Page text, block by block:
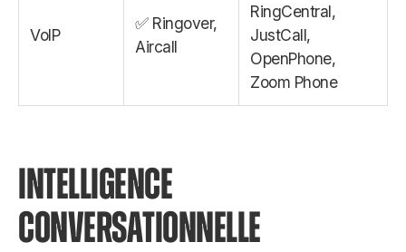
VoIP
✅ Ringover,
Aircall
RingCentral,
JustCall,
OpenPhone,
Zoom Phone
INTELLIGENCE
CONVERSATIONNELLE